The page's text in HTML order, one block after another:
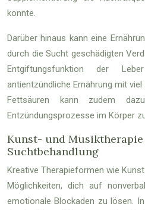
konnte.
Darüber hinaus kann eine
durch die Sucht geschädigten
Entgiftungsfunktion der
antientzündliche Ernährung mit
Fettsäuren kann zudem
Entzündungsprozesse im Körper
Kunst- und
Suchtbehandlung
Kreative Therapieformen wie
Möglichkeiten, dich auf
emotionale Blockaden zu lösen.